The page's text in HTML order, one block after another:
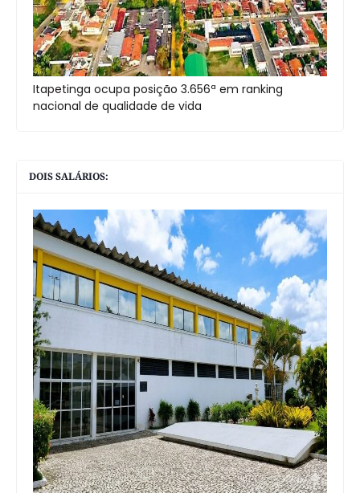
Itapetinga ocupa posição 3.656ª em ranking
nacional de qualidade de vida
DOIS SALÁRIOS: